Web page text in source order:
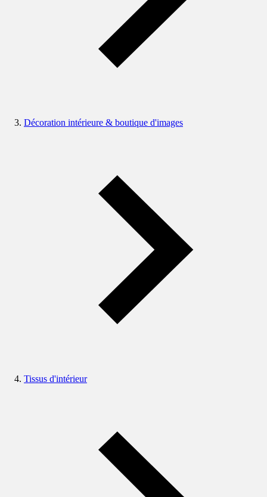
Décoration intérieure & boutique d'images
Tissus d'intérieur